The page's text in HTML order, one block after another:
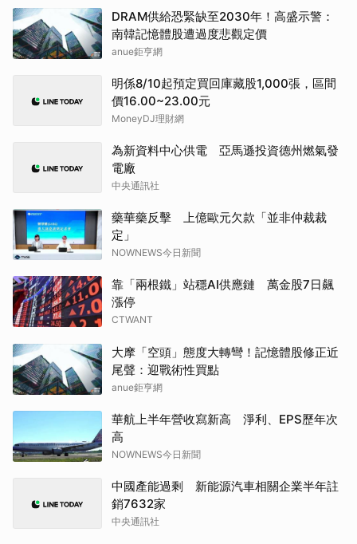
DRAM供給恐緊缺至2030年！高盛示警：
南韓記憶體股遭過度悲觀定價
anue鉅亨網
明係8/10起預定買回庫藏股1,000張，區間
價16.00~23.00元
MoneyDJ理財網
為新資料中心供電 亞馬遜投資德州燃氣發
電廠
中央通訊社
藥華藥反擊 上億歐元欠款「並非仲裁裁
定」
NOWNEWS今日新聞
靠「兩根鐵」站穩AI供應鏈 萬金股7日飆
漲停
CTWANT
大摩「空頭」態度大轉彎！記憶體股修正近
尾聲：迎戰術性買點
anue鉅亨網
華航上半年營收寫新高 淨利、EPS歷年次
高
NOWNEWS今日新聞
中國產能過剩 新能源汽車相關企業半年註
銷7632家
中央通訊社